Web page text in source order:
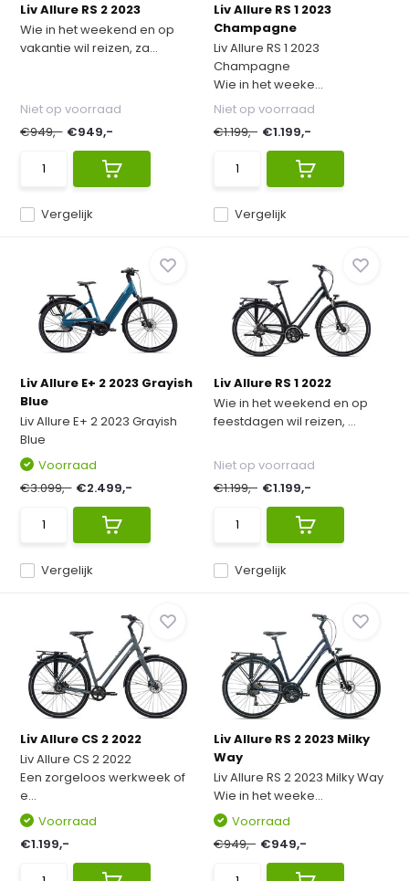
Liv Allure RS 2 2023
Wie in het weekend en op
vakantie wil reizen, za...
Vergelijk
Niet op voorraad
€949,- €949,-
Liv Allure RS 1 2023
Champagne
Liv Allure RS 1 2023
Champagne
Wie in het weeke...
Vergelijk
Niet op voorraad
€1.199,- €1.199,-
Liv Allure E+ 2 2023 Grayish
Blue
Liv Allure E+ 2 2023 Grayish
Blue
Vergelijk
Voorraad
€3.099,- €2.499,-
Liv Allure RS 1 2022
Wie in het weekend en op
feestdagen wil reizen, ...
Vergelijk
Niet op voorraad
€1.199,- €1.199,-
Liv Allure CS 2 2022
Liv Allure CS 2 2022
Een zorgeloos werkweek of
e...
Voorraad
€1.199,-
Liv Allure RS 2 2023 Milky
Way
Liv Allure RS 2 2023 Milky Way
Wie in het weeke...
Voorraad
€949,- €949,-